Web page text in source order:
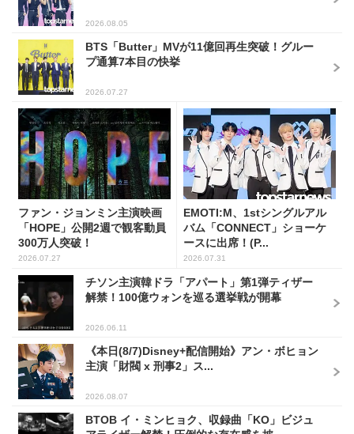
2026.08.05
BTS「Butter」MVが11億回再生突破！グルー
プ通算7本目の快挙
2026.07.27
ファン・ジョンミン主演映画
「HOPE」公開2週で観客動員
300万人突破！
2026.07.27
EMOTI:M、1stシングルアル
バム「CONNECT」ショーケ
ースに出席！(P...
2026.07.31
チソン主演韓ドラ「アパート」第1弾ティザー
解禁！100億ウォンを巡る選挙戦が開幕
2026.06.11
《本日(8/7)Disney+配信開始》アン・ボヒョン
主演「財閥 x 刑事2」ス...
2026.08.07
BTOB イ・ミンヒョク、収録曲「KO」ビジュ